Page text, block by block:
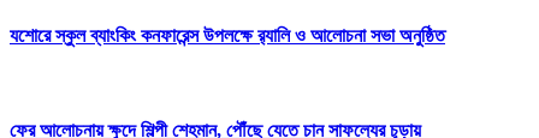
যশোরে স্কুল ব্যাংকিং কনফারেন্স উপলক্ষে র‍্যালি ও আলোচনা সভা অনুষ্ঠিত
ফের আলোচনায় ক্ষুদে শিল্পী শেহমান, পৌঁছে যেতে চান সাফল্যের চূড়ায়